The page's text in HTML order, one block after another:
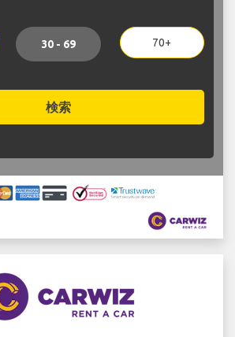
30 - 69 70+
検索